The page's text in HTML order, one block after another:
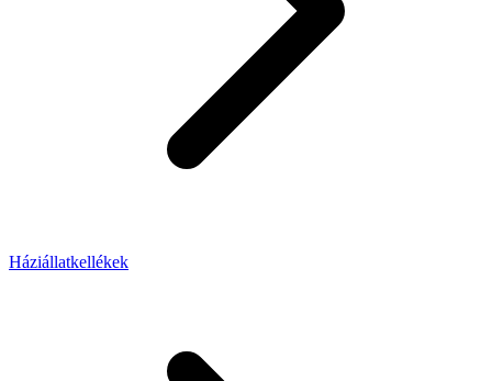
Háziállatkellékek